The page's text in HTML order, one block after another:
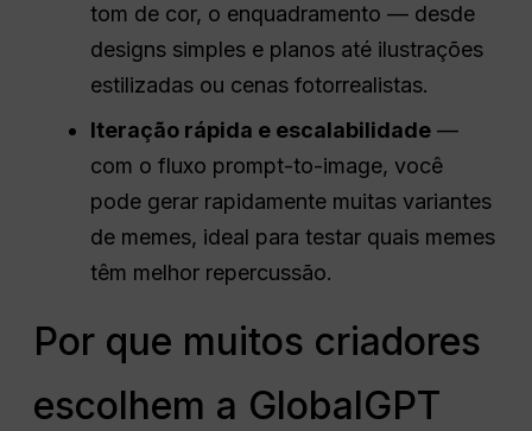
tom de cor, o enquadramento — desde
designs simples e planos até ilustrações
estilizadas ou cenas fotorrealistas.
Iteração rápida e escalabilidade —
com o fluxo prompt-to-image, você
pode gerar rapidamente muitas variantes
de memes, ideal para testar quais memes
têm melhor repercussão.
Por que muitos criadores
escolhem a GlobalGPT